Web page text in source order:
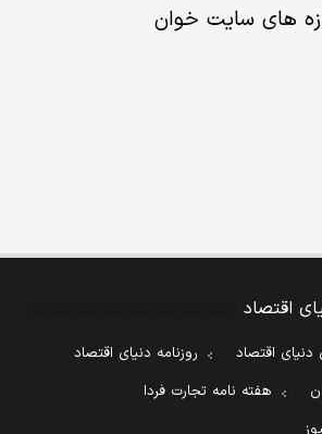
های سایت خوان
اقتصاد
اقتصاد
روزنامه دنیای اقتصاد
هفته نامه تجارت فردا